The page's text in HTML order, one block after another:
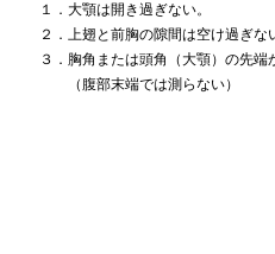
１．大顎は開き過ぎない。
２．上翅と前胸の隙間は空け過ぎな
３．胸角または頭角（大顎）の先
（腹部末端では測らない）